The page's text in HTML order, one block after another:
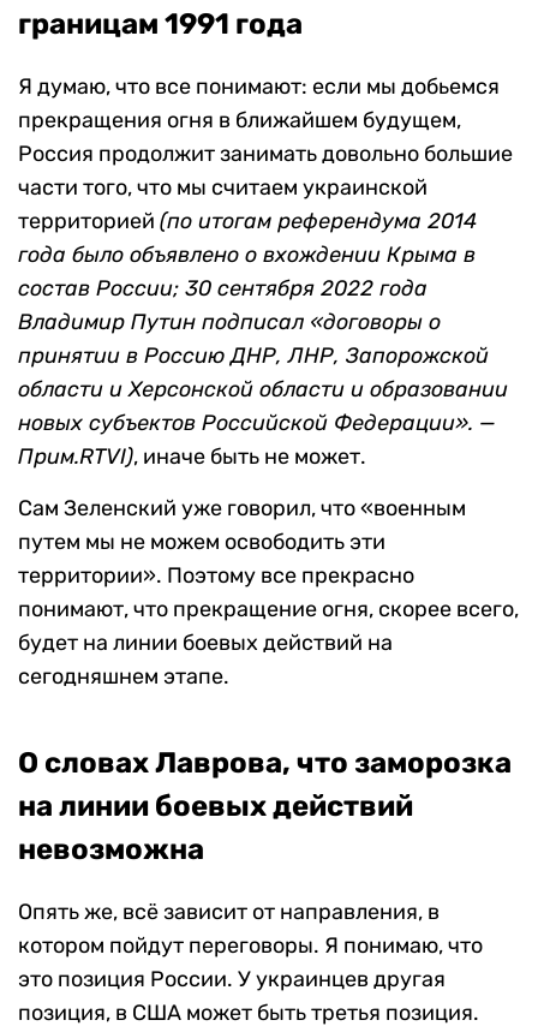
границам 1991 года
Я думаю, что все понимают: если мы добьемся
прекращения огня в ближайшем будущем,
Россия продолжит занимать довольно большие
части того, что мы считаем украинской
территорией (по итогам референдума 2014
года было объявлено о вхождении Крыма в
состав России; 30 сентября 2022 года
Владимир Путин подписал «договоры о
принятии в Россию ДНР, ЛНР, Запорожской
области и Херсонской области и образовании
новых субъектов Российской Федерации». —
Прим.RTVI), иначе быть не может.
Сам Зеленский уже говорил, что «военным
путем мы не можем освободить эти
территории». Поэтому все прекрасно
понимают, что прекращение огня, скорее всего,
будет на линии боевых действий на
сегодняшнем этапе.
О словах Лаврова, что заморозка
на линии боевых действий
невозможна
Опять же, всё зависит от направления, в
котором пойдут переговоры. Я понимаю, что
это позиция России. У украинцев другая
позиция, в США может быть третья позиция.